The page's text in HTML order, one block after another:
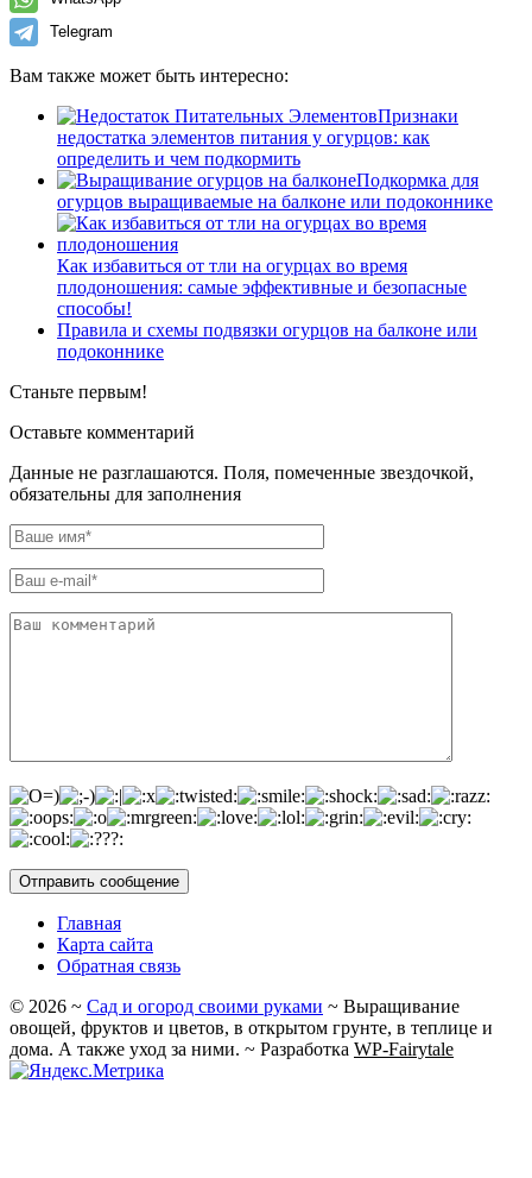
Telegram
Вам также может быть интересно:
Признаки
недостатка элементов питания у огурцов: как
определить и чем подкормить
Подкормка для
огурцов выращиваемые на балконе или подоконнике
Как избавиться от тли на огурцах во время
плодоношения: самые эффективные и безопасные
способы!
Правила и схемы подвязки огурцов на балконе или
подоконнике
Станьте первым!
Оставьте комментарий
Данные не разглашаются. Поля, помеченные звездочкой,
обязательны для заполнения
Главная
Карта сайта
Обратная связь
© 2026 ~ Сад и огород своими руками ~ Выращивание
овощей, фруктов и цветов, в открытом грунте, в теплице и
дома. А также уход за ними. ~ Разработка WP-Fairytale